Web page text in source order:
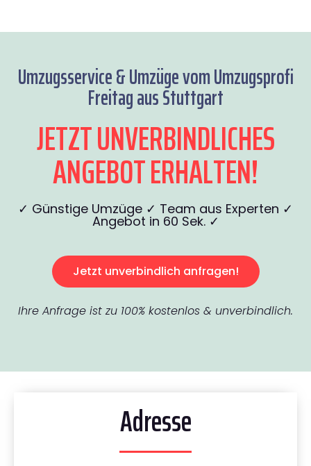
Umzugsservice & Umzüge vom Umzugsprofi
Freitag aus Stuttgart
JETZT UNVERBINDLICHES
ANGEBOT ERHALTEN!
✓ Günstige Umzüge ✓ Team aus Experten ✓
Angebot in 60 Sek. ✓
Jetzt unverbindlich anfragen!
Ihre Anfrage ist zu 100% kostenlos & unverbindlich.
Adresse